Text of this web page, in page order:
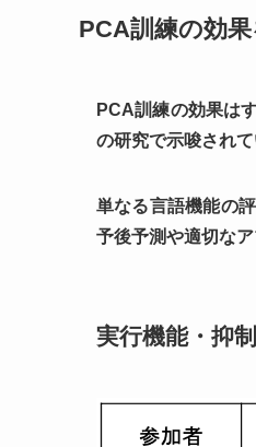
PCA訓練の効
PCA訓練の効果は
の研究で示唆されて
単なる言語機能の
予後予測や適切な
実行機能・抑